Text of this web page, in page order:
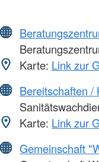
Karte: Link zur
Bereitschaften /
Karte: Link zur
Gemeinschaft